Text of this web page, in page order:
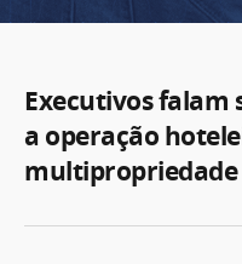
Executivos
a operação
multipropriedade